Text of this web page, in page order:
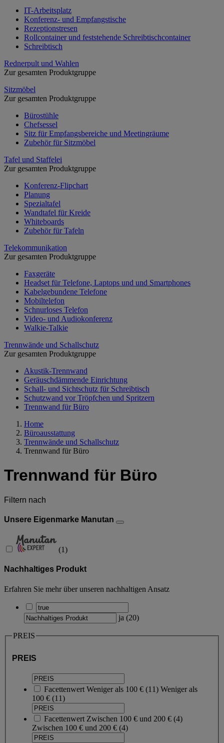
IT-Arbeitsplatz
Konferenz- und Empfangstische
Rezeptionstresen
Rollcontainer und feststehende Schreibtischcontainer
Schreibtisch
Rednerpult und Wahlen
Zur gesamten Produktgruppe
Sitzmöbel
Zur gesamten Produktgruppe
Bürostühle
Chefsessel
Sitz für Empfangsbereiche und Meetingräume
Zubehör für Sitzmöbel
Tafel und Staffelei
Zur gesamten Produktgruppe
Konferenz-Flipchart
Planung
Spezialtafel
Wandtafel für Kreide
Whiteboards
Zubehör für Tafeln
Telekommunikation
Zur gesamten Produktgruppe
Faxgeräte
Headset für Telefone, Laptops und und Smartphones
Kabelgebundene Telefone
Mobiltelefon
Schnurloses Telefon
Video- und Audiokonferenz
Walkie-Talkie
Trennwände und Schallschutz
Zur gesamten Produktgruppe
Akustik-Trennwand
Geräuschdämmende Einrichtung
Schall- und Sichtschutz für Schreibtisch
Schutzwand vor Tröpfchen und Spritzern
Trennwand für Büro
Home
Büroausstattung
Trennwände und Schallschutz
Trennwand für Büro
Trennwand für Büro
Filtern nach
Unsere Eigenmarke Manutan
(1)
Nachhaltiges Produkt
Erfahren Sie mehr über unseren nachhaltigen Ansatz
ja (20)
PREIS
PREIS
Facettenwert Weniger als 100 € (11) Weniger als
100 € (11)
Facettenwert Zwischen 100 € und 200 € (4)
Zwischen 100 € und 200 € (4)